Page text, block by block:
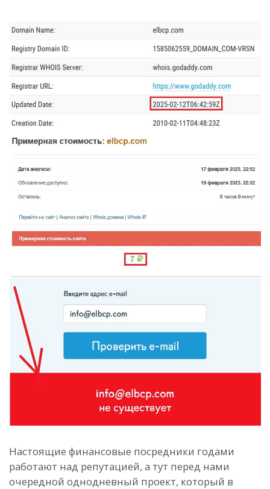
Настоящие финансовые посредники годами
работают над репутацией, а тут перед нами
очередной однодневный проект, который в